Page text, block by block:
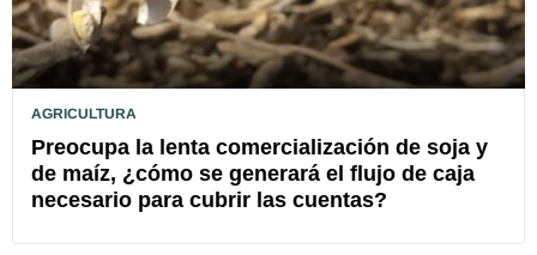
AGRICULTURA
Preocupa la lenta comercialización de soja y
de maíz, ¿cómo se generará el flujo de caja
necesario para cubrir las cuentas?